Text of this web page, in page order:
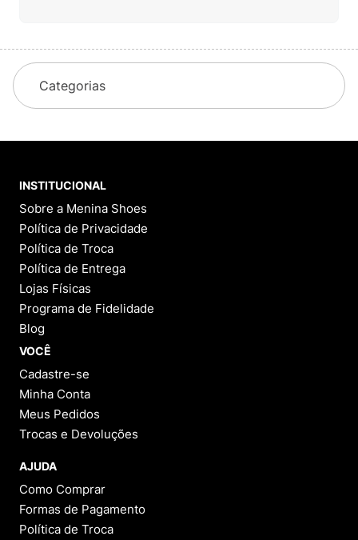
Categorias
INSTITUCIONAL
Sobre a Menina Shoes
Política de Privacidade
Política de Troca
Política de Entrega
Lojas Físicas
Programa de Fidelidade
Blog
VOCÊ
Cadastre-se
Minha Conta
Meus Pedidos
Trocas e Devoluções
AJUDA
Como Comprar
Formas de Pagamento
Política de Troca